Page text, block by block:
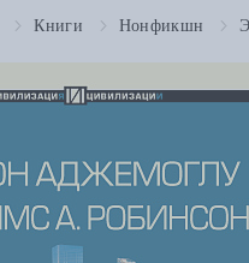
Книги Нонфикшн